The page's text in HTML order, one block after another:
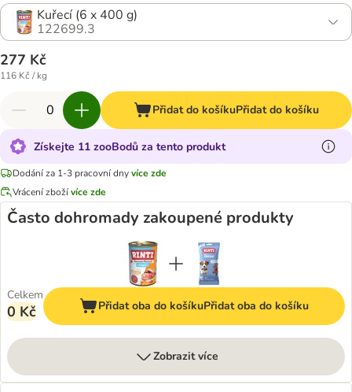
Kuřecí (6 x 400 g)
122699.3
277 Kč
116 Kč / kg
Přidat do košíkuPřidat do košíku
Získejte 11 zooBodů za tento produkt
Dodání za 1-3 pracovní dnyvíce zde
Vrácení zbožívíce zde
Často dohromady zakoupené produkty
Celkem
0 Kč Přidat oba do košíkuPřidat oba do košíku
Zobrazit více